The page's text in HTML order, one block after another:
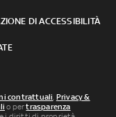
DI ACCESSIBILITÀ
contrattuali Privacy &
o pertrasparenza